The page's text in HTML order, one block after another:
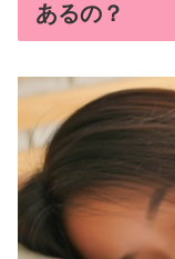
あるの？